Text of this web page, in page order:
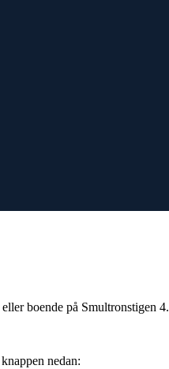
boende på Smultronstigen 4.
nedan: